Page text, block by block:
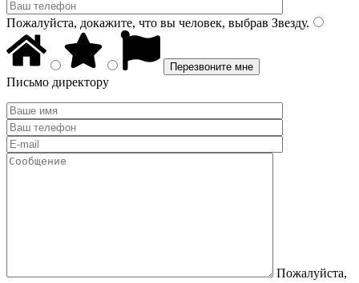
Пожалуйста, докажите, что вы человек, выбрав Звезду.
Письмо директору
Пожалуйста,